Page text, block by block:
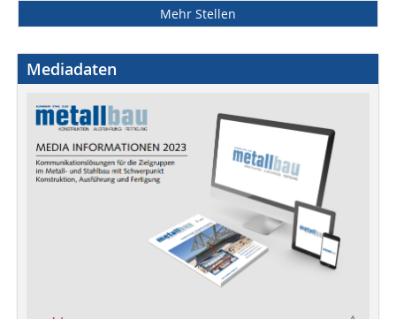
Mehr Stellen
Mediadaten